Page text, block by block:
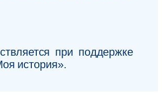
при поддержке
история».